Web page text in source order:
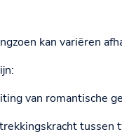
kan variëren
van romantische
tussen